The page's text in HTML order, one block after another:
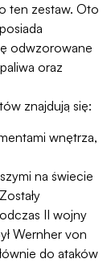
ten zestaw. Oto
odwzorowane
oraz
znajdują się:
wnętrza,
na świecie
II wojny
Wernher von
do ataków